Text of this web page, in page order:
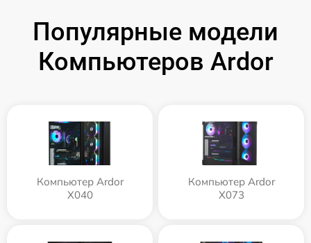
Популярные модели
Компьютеров Ardor
Компьютер Ardor
X040
Компьютер Ardor
X073